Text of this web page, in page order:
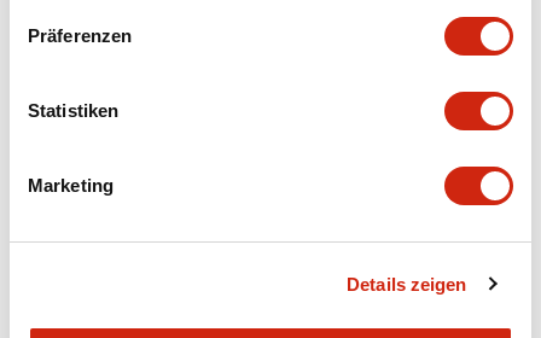
Präferenzen
Statistiken
Marketing
Details zeigen
SWD_Products_v2.0.x-b_(Instruction_Manual_E
N)